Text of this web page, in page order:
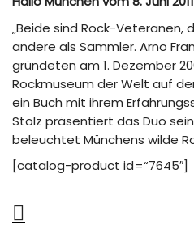
„Beide sind Rock-Veteranen,
andere als Sammler. Arno
gründeten am 1. Dezember
Rockmuseum der Welt auf
ein Buch mit ihrem
Stolz präsentiert das Duo
beleuchtet Münchens wilde
[catalog-product id=“7645″]